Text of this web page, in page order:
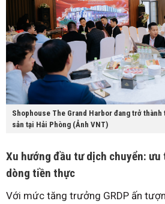
Shophouse The Grand Harbor đang trở thành
sản tại Hải Phòng (Ảnh VNT)
Xu hướng đầu tư dịch chuyển: ưu
dòng tiền thực
Với mức tăng trưởng GRDP ấn